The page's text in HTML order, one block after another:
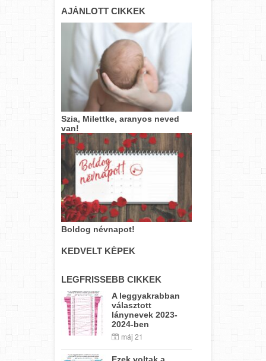
AJÁNLOTT CIKKEK
Szia, Milettke, aranyos neved
van!
Boldog névnapot!
KEDVELT KÉPEK
LEGFRISSEBB CIKKEK
A leggyakrabban
választott
lánynevek 2023-
2024-ben
máj 21